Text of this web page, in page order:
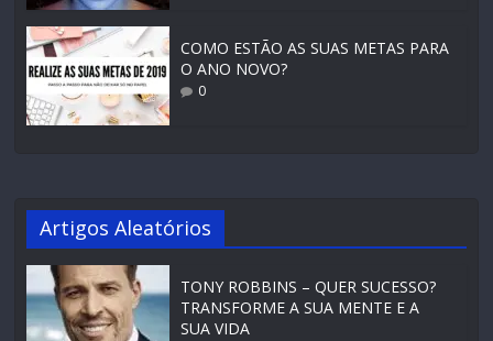
COMO ESTÃO AS SUAS METAS PARA
O ANO NOVO?
0
Artigos Aleatórios
TONY ROBBINS – QUER SUCESSO?
TRANSFORME A SUA MENTE E A
SUA VIDA